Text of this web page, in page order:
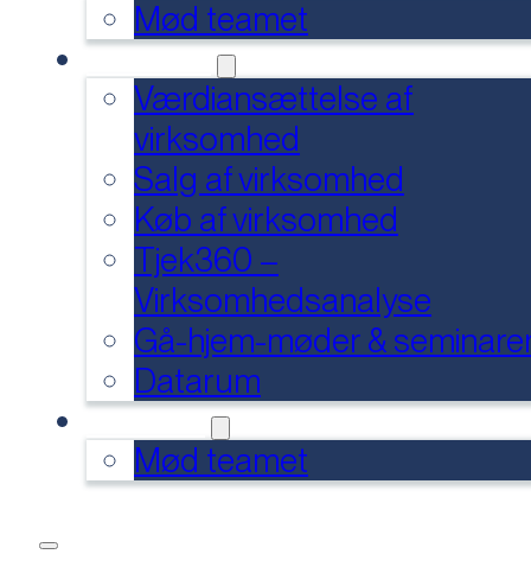
Mød teamet
Værdiansættelse af
virksomhed
Salg af virksomhed
Køb af virksomhed
Tjek360 –
Virksomhedsanalyse
Gå-hjem-møder &
Datarum
Mød teamet